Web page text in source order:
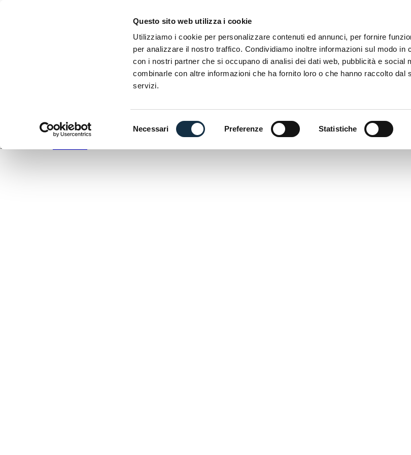
Questo sito web utilizza i cookie
Utilizziamo i cookie per personalizzare contenuti ed annunci, per fornire
per analizzare il nostro traffico. Condividiamo inoltre informazioni sul modo in
con i nostri partner che si occupano di analisi dei dati web, pubblicità e social
combinarle con altre informazioni che ha fornito loro o che hanno raccolto dal
servizi.
Necessari Preferenze Statistiche
Esposizione internazionale delle due ruote
PAL_4346
Dimensione: 4.69 MB
Creata: 07-11-2023
Aggiornato: 07-11-2023
EICMA utilizza